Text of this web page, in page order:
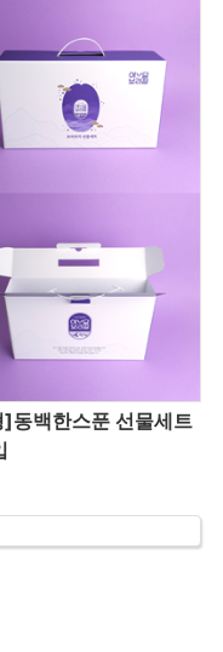
동백한스푼 선물세트